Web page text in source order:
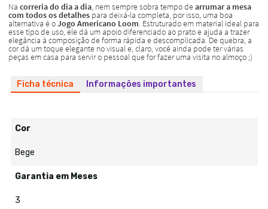
Ficha técnica Informações importantes
Cor
Bege
Garantia em Meses
3